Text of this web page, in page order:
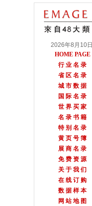
2026年8月10日
HOME PAGE
行 业 名 录
省 区 名 录
城 市 数 据
国 际 名 录
世 界 买 家
名 录 书 籍
特 别 名 录
黄 页 号 簿
展 商 名 录
免 费 资 源
关 于 我 们
在 线 订 购
数 据 样 本
网 站 地 图